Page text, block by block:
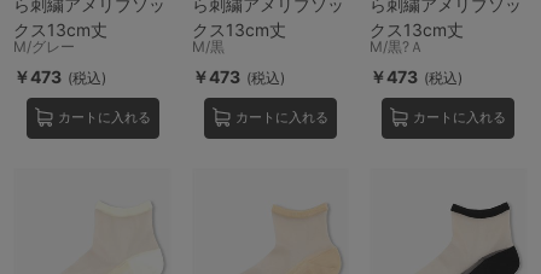
ら刺繍アメリブソッ
クス13cm丈
M/グレー
￥473 (税込)
カートに入れる
ら刺繍アメリブソッ
クス13cm丈
M/黒
￥473 (税込)
カートに入れる
ら刺繍アメリブソッ
クス13cm丈
M/黒?Ａ
￥473 (税込)
カートに入れる